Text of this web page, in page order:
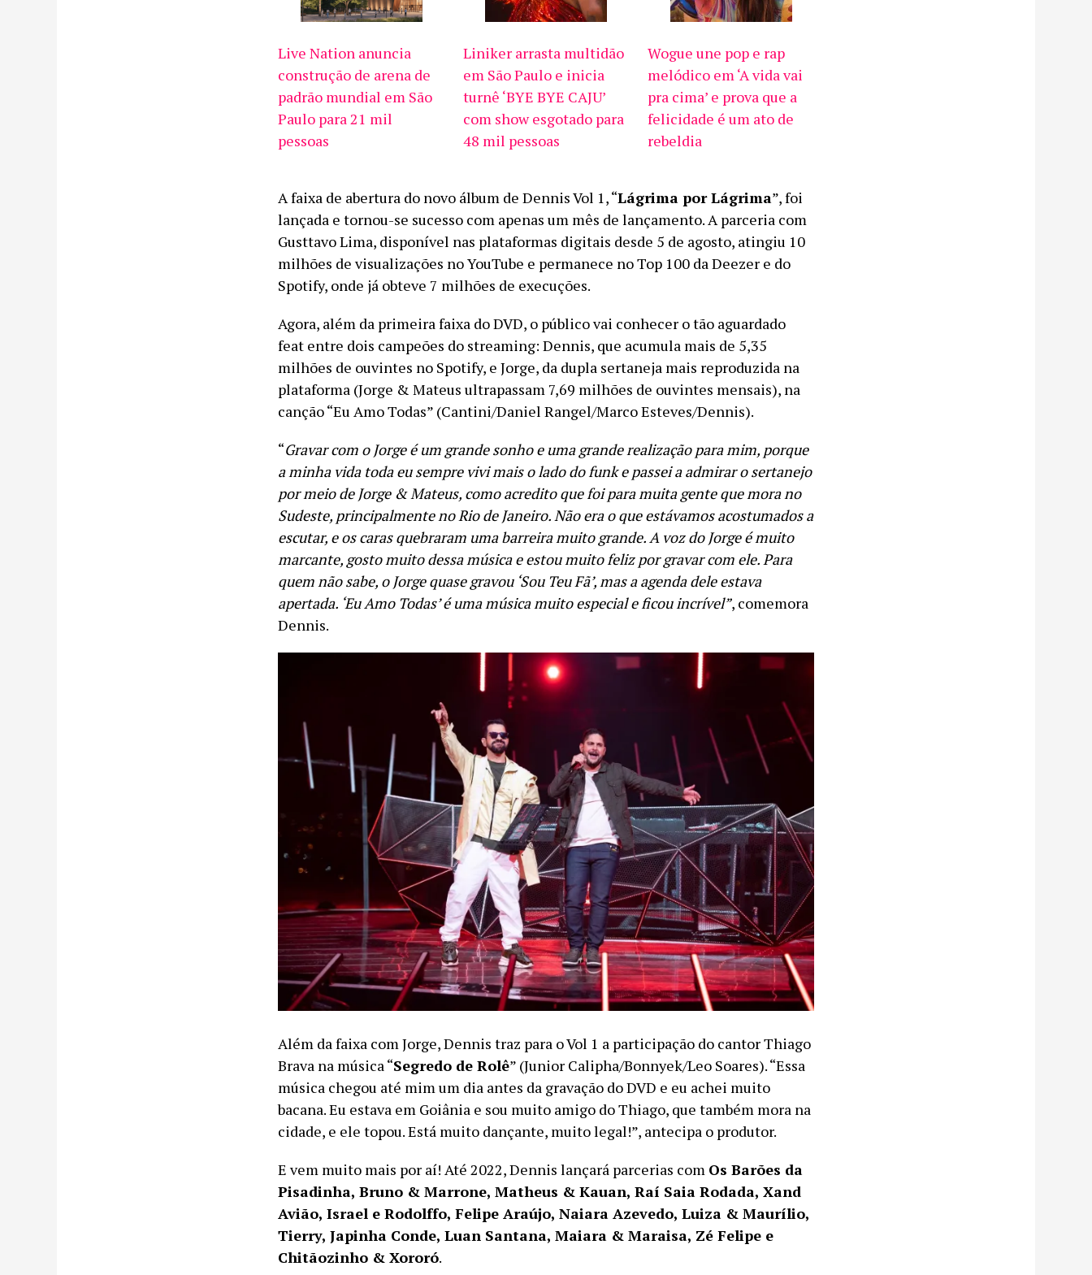
Live Nation anuncia
construção de arena de
padrão mundial em São
Paulo para 21 mil
pessoas
Liniker arrasta multidão
em São Paulo e inicia
turnê ‘BYE BYE CAJU’
com show esgotado para
48 mil pessoas
Wogue une pop e rap
melódico em ‘A vida vai
pra cima’ e prova que a
felicidade é um ato de
rebeldia
A faixa de abertura do novo álbum de Dennis Vol 1, “Lágrima por Lágrima”, foi
lançada e tornou-se sucesso com apenas um mês de lançamento. A parceria com
Gusttavo Lima, disponível nas plataformas digitais desde 5 de agosto, atingiu 10
milhões de visualizações no YouTube e permanece no Top 100 da Deezer e do
Spotify, onde já obteve 7 milhões de execuções.
Agora, além da primeira faixa do DVD, o público vai conhecer o tão aguardado
feat entre dois campeões do streaming: Dennis, que acumula mais de 5,35
milhões de ouvintes no Spotify, e Jorge, da dupla sertaneja mais reproduzida na
plataforma (Jorge & Mateus ultrapassam 7,69 milhões de ouvintes mensais), na
canção “Eu Amo Todas” (Cantini/Daniel Rangel/Marco Esteves/Dennis).
“Gravar com o Jorge é um grande sonho e uma grande realização para mim, porque
a minha vida toda eu sempre vivi mais o lado do funk e passei a admirar o sertanejo
por meio de Jorge & Mateus, como acredito que foi para muita gente que mora no
Sudeste, principalmente no Rio de Janeiro. Não era o que estávamos acostumados a
escutar, e os caras quebraram uma barreira muito grande. A voz do Jorge é muito
marcante, gosto muito dessa música e estou muito feliz por gravar com ele. Para
quem não sabe, o Jorge quase gravou ‘Sou Teu Fã’, mas a agenda dele estava
apertada. ‘Eu Amo Todas’ é uma música muito especial e ficou incrível”, comemora
Dennis.
Além da faixa com Jorge, Dennis traz para o Vol 1 a participação do cantor Thiago
Brava na música “Segredo de Rolê” (Junior Calipha/Bonnyek/Leo Soares). “Essa
música chegou até mim um dia antes da gravação do DVD e eu achei muito
bacana. Eu estava em Goiânia e sou muito amigo do Thiago, que também mora na
cidade, e ele topou. Está muito dançante, muito legal!”, antecipa o produtor.
E vem muito mais por aí! Até 2022, Dennis lançará parcerias com Os Barões da
Pisadinha, Bruno & Marrone, Matheus & Kauan, Raí Saia Rodada, Xand
Avião, Israel e Rodolffo, Felipe Araújo, Naiara Azevedo, Luiza & Maurílio,
Tierry, Japinha Conde, Luan Santana, Maiara & Maraisa, Zé Felipe e
Chitãozinho & Xororó.